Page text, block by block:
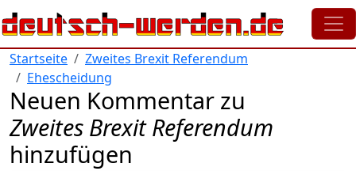
Direkt zum Inhalt
Startseite
Zweites Brexit Referendum
Ehescheidung
Neuen Kommentar zu
Zweites Brexit Referendum
hinzufügen